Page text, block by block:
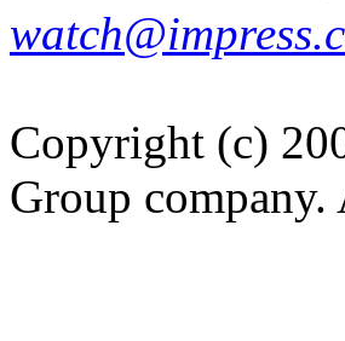
Copyright (c)
Group